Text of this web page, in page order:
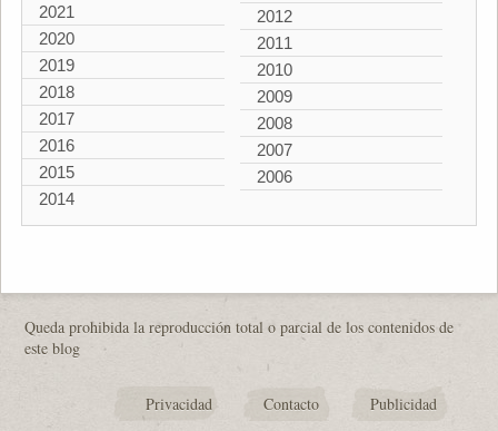
2021
2020
2019
2018
2017
2016
2015
2014
2012
2011
2010
2009
2008
2007
2006
Queda prohibida la reproducción total o parcial de los contenidos de
este blog
Privacidad Contacto Publicidad